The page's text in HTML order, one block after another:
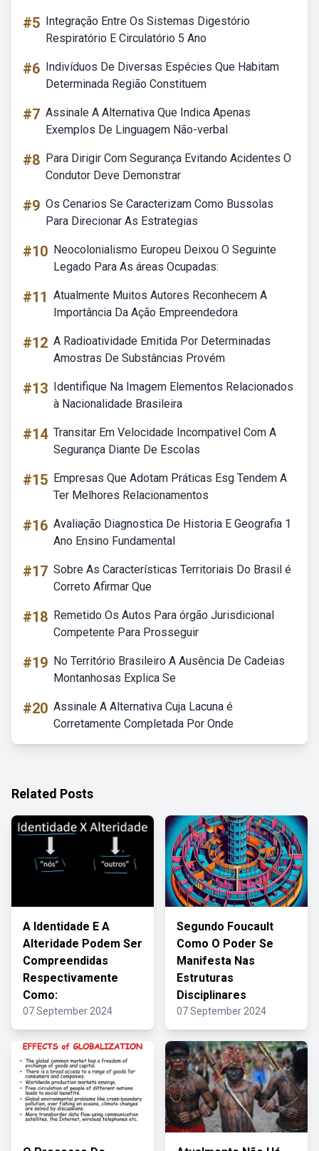
#5 Integração Entre Os Sistemas Digestório
Respiratório E Circulatório 5 Ano
#6 Indivíduos De Diversas Espécies Que Habitam
Determinada Região Constituem
#7 Assinale A Alternativa Que Indica Apenas
Exemplos De Linguagem Não-verbal
#8 Para Dirigir Com Segurança Evitando Acidentes O
Condutor Deve Demonstrar
#9 Os Cenarios Se Caracterizam Como Bussolas
Para Direcionar As Estrategias
#10 Neocolonialismo Europeu Deixou O Seguinte
Legado Para As áreas Ocupadas:
#11 Atualmente Muitos Autores Reconhecem A
Importância Da Ação Empreendedora
#12 A Radioatividade Emitida Por Determinadas
Amostras De Substâncias Provém
#13 Identifique Na Imagem Elementos Relacionados
à Nacionalidade Brasileira
#14 Transitar Em Velocidade Incompativel Com A
Segurança Diante De Escolas
#15 Empresas Que Adotam Práticas Esg Tendem A
Ter Melhores Relacionamentos
#16 Avaliação Diagnostica De Historia E Geografia 1
Ano Ensino Fundamental
#17 Sobre As Características Territoriais Do Brasil é
Correto Afirmar Que
#18 Remetido Os Autos Para órgão Jurisdicional
Competente Para Prosseguir
#19 No Território Brasileiro A Ausência De Cadeias
Montanhosas Explica Se
#20 Assinale A Alternativa Cuja Lacuna é
Corretamente Completada Por Onde
Related Posts
A Identidade E A
Alteridade Podem Ser
Compreendidas
Respectivamente
Como:
07 September 2024
Segundo Foucault
Como O Poder Se
Manifesta Nas
Estruturas
Disciplinares
07 September 2024